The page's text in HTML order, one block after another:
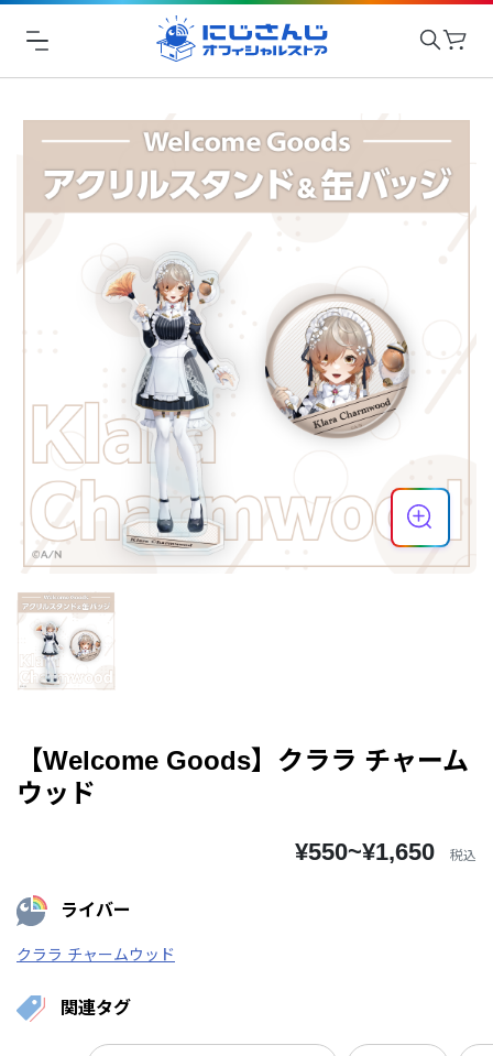
【Welcome Goods】クララ チャーム
ウッド
¥550~¥1,650 税込
ライバー
クララ チャームウッド
関連タグ